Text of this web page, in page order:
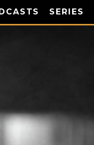
SERIES